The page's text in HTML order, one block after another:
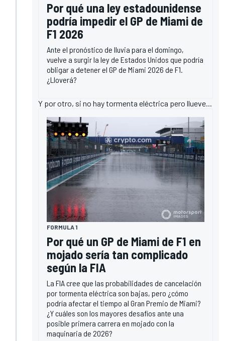
Por qué una ley estadounidense
podría impedir el GP de Miami de
F1 2026
Ante el pronóstico de lluvia para el domingo,
vuelve a surgir la ley de Estados Unidos que podría
obligar a detener el GP de Miami 2026 de F1.
¿Lloverá?
Y por otro, si no hay tormenta eléctrica pero llueve...
FORMULA 1
Por qué un GP de Miami de F1 en
mojado sería tan complicado
según la FIA
La FIA cree que las probabilidades de cancelación
por tormenta eléctrica son bajas, pero ¿cómo
podría afectar el tiempo al Gran Premio de Miami?
¿Y cuáles son los mayores desafíos ante una
posible primera carrera en mojado con la
maquinaria de 2026?